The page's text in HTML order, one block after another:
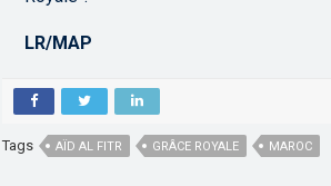
LR/MAP
Tags AÏD AL FITR GRÂCE ROYALE MAROC